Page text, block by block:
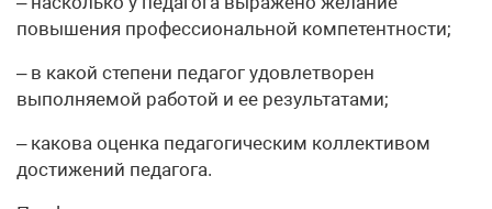
повышения профессиональной компетентности;
– в какой степени педагог удовлетворен
выполняемой работой и ее результатами;
– какова оценка педагогическим коллективом
достижений педагога.